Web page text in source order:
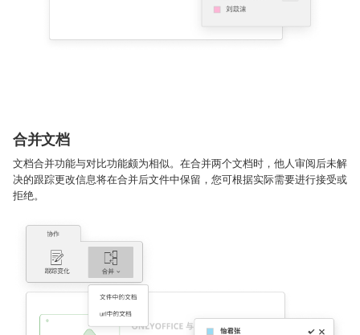
合并文档
文档合并功能与对比功能颇为相似。在合并两个文档时，他人审阅后未解
决的跟踪更改信息将在合并后文件中保留，您可根据实际需要进行接受或
拒绝。